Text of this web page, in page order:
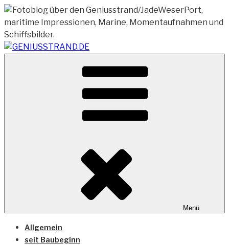
Zum
Inhalt
springen
GENIUSSTRAND.DE
Vom Geniusstrand zum JadeWeserPort/Container
Terminal Wilhelmshaven
Menü
Allgemein
seit Baubeginn